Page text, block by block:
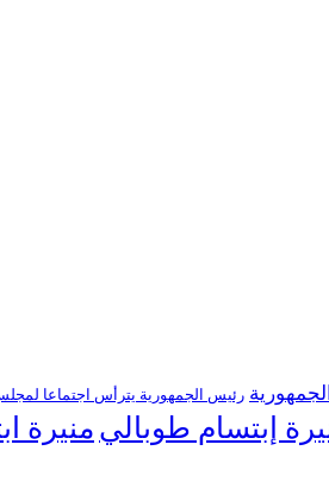
رئيس الجمهورية يترأس اجتماعا لمجلس
إبتسام طوبالي منيرة